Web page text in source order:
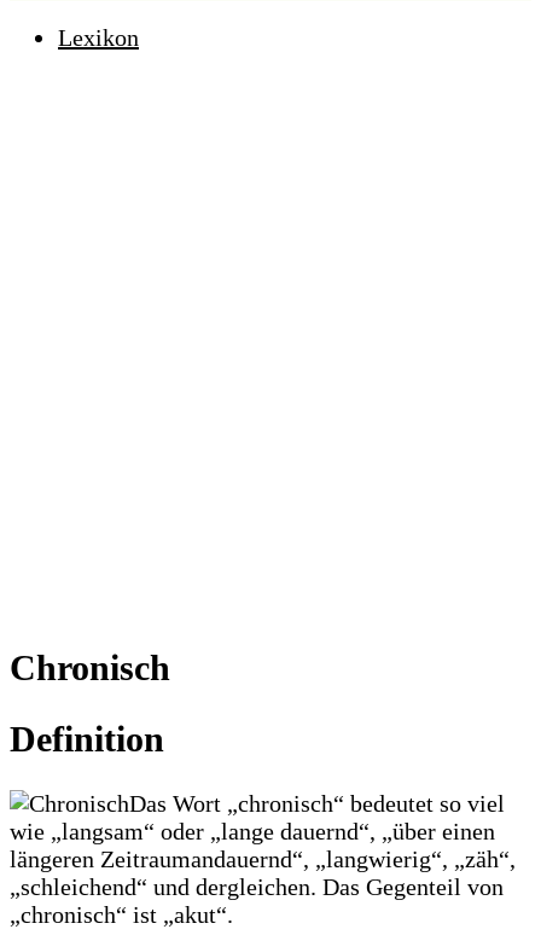
Lexikon
Chronisch
Definition
Das Wort „chronisch“ bedeutet so viel
wie „langsam“ oder „lange dauernd“, „über einen
längeren Zeitraumandauernd“, „langwierig“, „zäh“,
„schleichend“ und dergleichen. Das Gegenteil von
„chronisch“ ist „akut“.